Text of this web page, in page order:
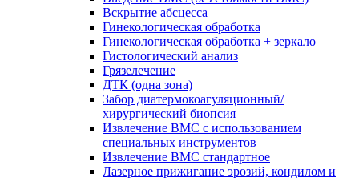
Вскрытие абсцесса
Гинекологическая обработка
Гинекологическая обработка + зеркало
Гистологический анализ
Грязелечение
ДТК (одна зона)
Забор диатермокоагуляционный/
хирургический биопсия
Извлечение ВМС с использованием
специальных инструментов
Извлечение ВМС стандартное
Лазерное прижигание эрозий, кондилом и